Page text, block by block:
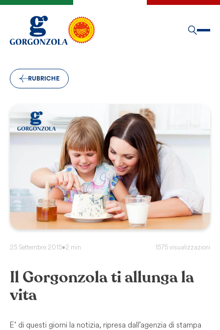
RUBRICHE
25 Settembre 2015•2 min 1575 visualizzazioni
Il Gorgonzola ti allunga la
vita
E’ di questi giorni la notizia, ripresa dall’agenzia di stampa